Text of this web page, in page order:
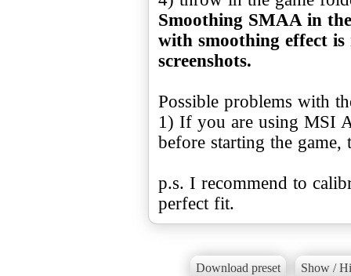
Smoothing SMAA in
with smoothing effect is
screenshots.
Possible problems with
1) If you are using MSI
before starting the game,
p.s. I recommend to
perfect fit.
Download preset Show /